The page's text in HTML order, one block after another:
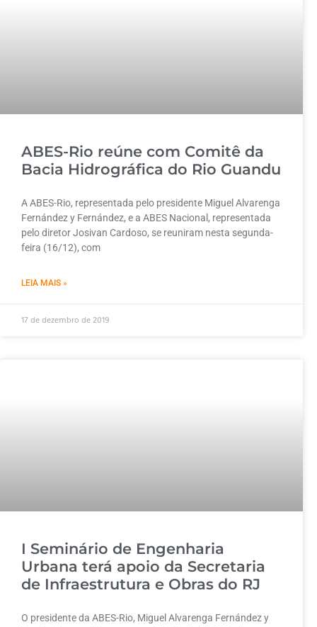
ABES-Rio reúne com Comitê da
Bacia Hidrográfica do Rio Guandu
A ABES-Rio, representada pelo presidente Miguel Alvarenga
Fernández y Fernández, e a ABES Nacional, representada
pelo diretor Josivan Cardoso, se reuniram nesta segunda-
feira (16/12), com
LEIA MAIS »
17 de dezembro de 2019
I Seminário de Engenharia
Urbana terá apoio da Secretaria
de Infraestrutura e Obras do RJ
O presidente da ABES-Rio, Miguel Alvarenga Fernández y